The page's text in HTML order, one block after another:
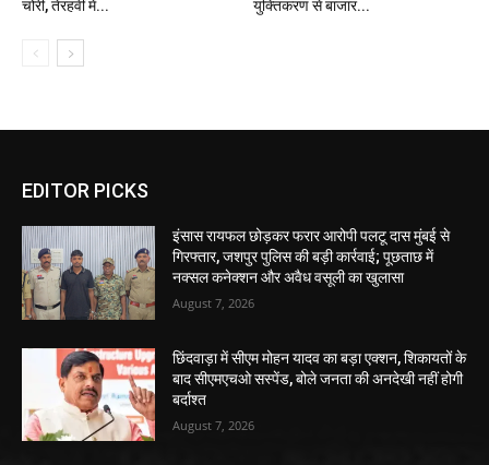
चोरी, तेरहवीं में...
युक्तिकरण से बाजार...
EDITOR PICKS
इंसास रायफल छोड़कर फरार आरोपी पलटू दास मुंबई से
गिरफ्तार, जशपुर पुलिस की बड़ी कार्रवाई; पूछताछ में
नक्सल कनेक्शन और अवैध वसूली का खुलासा
August 7, 2026
छिंदवाड़ा में सीएम मोहन यादव का बड़ा एक्शन, शिकायतों के
बाद सीएमएचओ सस्पेंड, बोले जनता की अनदेखी नहीं होगी
बर्दाश्त
August 7, 2026